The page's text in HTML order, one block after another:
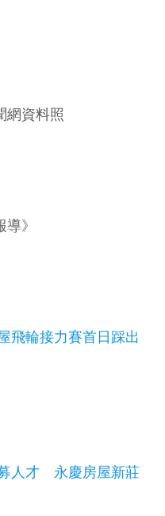
網資料照
》
飛輪接力賽首日踩出
人才 永慶房屋新莊